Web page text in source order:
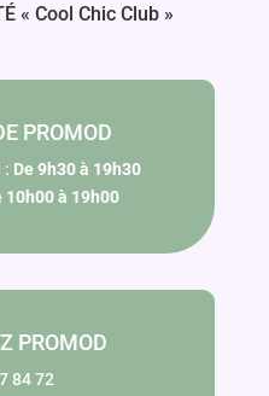
« Cool Chic Club »
PROMOD
: De 9h30 à 19h30
10h00 à 19h00
PROMOD
84 72